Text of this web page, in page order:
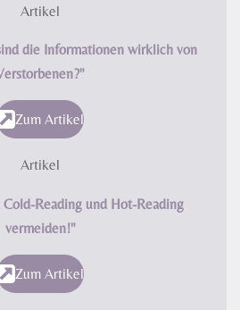
Artikel
die Informationen wirklich von
Zum Artikel
Artikel
Reading und Hot-Reading
vermeiden!"
Zum Artikel